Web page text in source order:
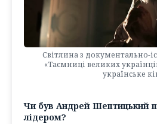
Світлина з документально-
«Таємниці великих
українське
Чи був Андрей Шептицький
лідером?